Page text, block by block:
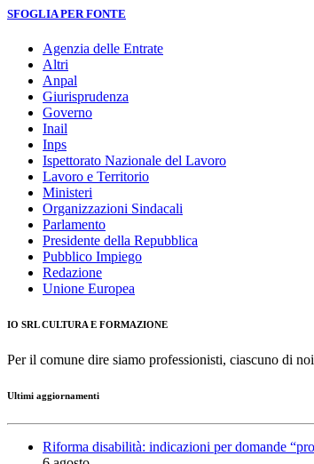
SFOGLIA PER FONTE
Agenzia delle Entrate
Altri
Anpal
Giurisprudenza
Governo
Inail
Inps
Ispettorato Nazionale del Lavoro
Lavoro e Territorio
Ministeri
Organizzazioni Sindacali
Parlamento
Presidente della Repubblica
Pubblico Impiego
Redazione
Unione Europea
IO SRL CULTURA E FORMAZIONE
Per il comune dire siamo professionisti, ciascuno di
Ultimi aggiornamenti
Riforma disabilità: indicazioni per domande